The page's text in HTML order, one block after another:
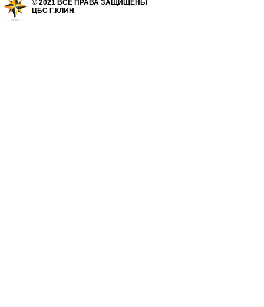
© 2021 ВСЕ ПРАВА ЗАЩИЩЕНЫ
ЦБС Г.КЛИН